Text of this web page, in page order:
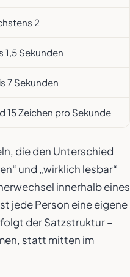
2
1,5 Sekunden
7 Sekunden
15 Zeichen pro Sekunde
die den Unterschied
und „wirklich lesbar“
innerhalb eines
jede Person eine eigene
der Satzstruktur –
statt mitten im